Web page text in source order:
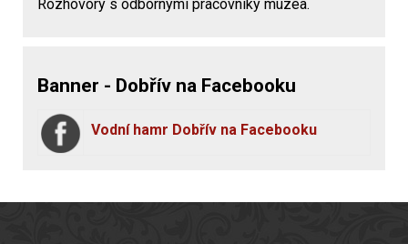
Rozhovory s odbornými pracovníky muzea.
Banner - Dobřív na Facebooku
Vodní hamr Dobřív na Facebooku